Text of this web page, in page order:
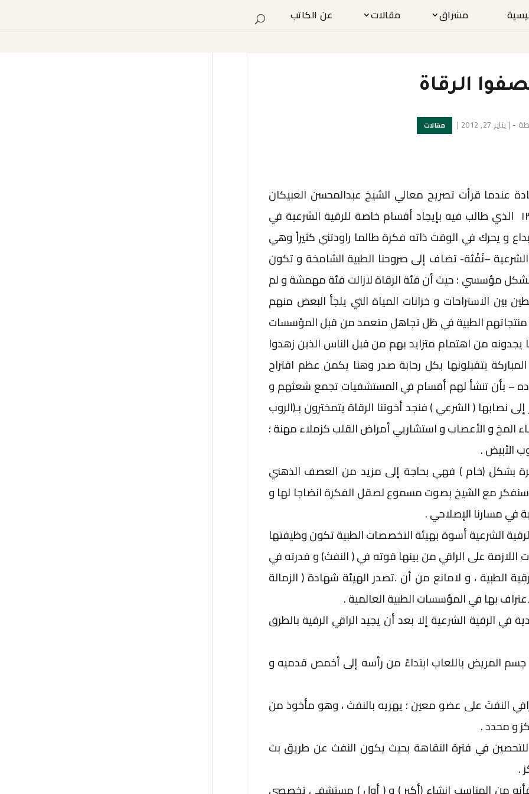
مشراق مقالات عن الكاتب
الرقاة
-
| يناير 27, 2012 | مقالات
عندما قرأت تصريح معالي الشيخ عبدالمحسن العبيكان
لجريدة الجزيرة يوم الثلاثاء ١٣/١١/١٤٣٢ الذي طالب فيه بإيجاد أقسام خاصة للرقية الشرعية في
و يحرك في الوقت ذاته فكرة طالما راودتني كثيراً وهي
–نَفْثة- تضاف إلى صروحنا الطبية الشامخة و تكون
بشكل مؤسسي ؛ حيث أن فئة الرقاة لازالت فئة مهمشة و لم
الاستراحات و خزانات المياة التي يلجأ البعض منهم
منتجاتهم الطبية في ظل تجاهل متعمد من قبل المؤسسات
يجدونه من اهتمام متزايد بهم من قبل الناس الذين زهدوا
يتقبلونها بكل رحابة صدر وهنا يكمن عظم اقتراح
– بأن تنشأ لهم أقسام في المستشفيات تجمع شعثهم و
نصابها ( الشرعي ) فنجد أخوتنا الرقاة يتمخترون بـ(الروب
المخ و الأعصاب و استشاريي أمراض القلب كزملاء مهنة ؛
الأبيض .
بشكل (خام ) فهي بحاجة إلى مزيد من العصف الذهني
سنفكر مع الشيخ بصوت مسموع لصقل الفكرة انضاجا لها و
في مسارنا الإصلاحي .
الشرعية أسوة بهيئة التخصصات الطبية تكون وظيفتها
اللازمة على الراقي من بينها قوته في ( النفث) و قدرته في
الطبية ، و لامانع من أن .تصدر الهيئة شهادة ( الزمالة
بها في المؤسسات الطبية العالمية .
في الرقية الشرعية إلا بعد أن يجيد الراقي الرقية بالطرق
جسم المريض باللعاب ابتداءً من رأسه إلى أخمص قدميه و
النفث على عضو معين ؛ يهريه بالنفث ، وهو مأخوذ من
و محدد .
للتحصين في فترة النقاهة بحيث يكون النفث عن طريق بث
.